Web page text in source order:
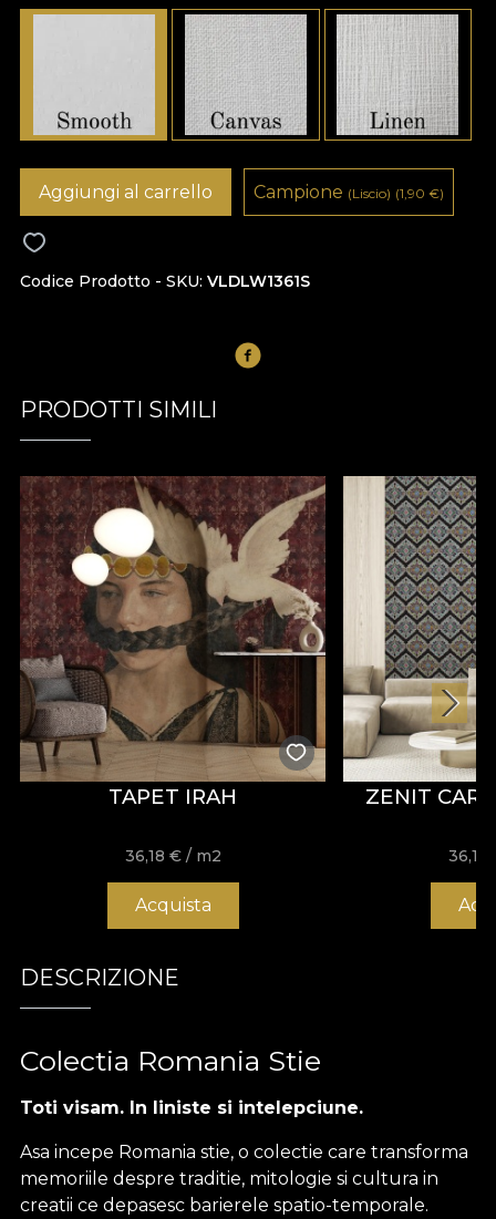
Codice Prodotto - SKU VLDLW1361S
Aggiungi al carrello Campione (Liscio) (1,90 €)
PRODOTTI SIMILI
TAPET IRAH
36,18 € / m2
Acquista
ZENIT
36,18
DESCRIZIONE
Colectia Romania Stie
Toti visam. In liniste si intelepciune.
Asa incepe Romania stie, o colectie care transforma
memoriile despre traditie, mitologie si cultura in
creatii ce depasesc barierele spatio-temporale.